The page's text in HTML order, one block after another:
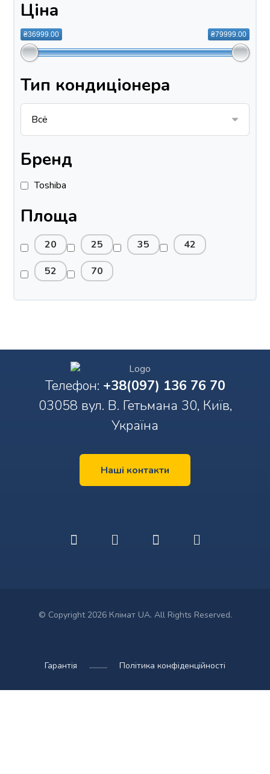
Ціна
₴36999.00 ₴79999.00
Тип кондиціонера
Бренд
Toshiba
Площа
20 25 35
42
52
70
Телефон: +38(097) 136 76 70
03058 вул. В. Гетьмана 30, Київ,
Україна
Наші контакти
© Copyright 2026 Клімат UA. All Rights Reserved.
Політика конфіденційності
Гарантія